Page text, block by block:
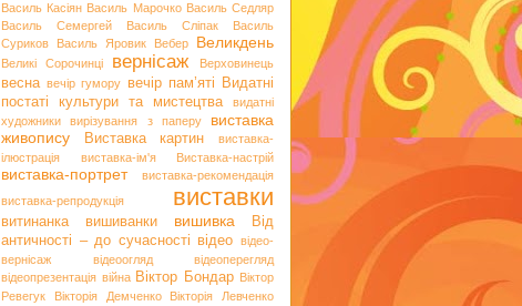
Василь Касіян Василь Марочко Василь Седляр
Василь Семергей
Василь Сліпак
Василь
Суриков
Василь Яровик Вебер Великдень
Великі Сорочинці вернісаж Верховинець
весна вечір гумору вечір пам’яті
Видатні
постаті культури та мистецтва
видатні
художники
вирізування з паперу
виставка
живопису
Виставка картин
виставка-
ілюстрація
виставка-ім'я Виставка-настрій
виставка-портрет
виставка-рекомендація
виставка-репродукція
виставки
витинанка вишиванки вишивка
Від
античності – до сучасності відео відео-
вернісаж
відеоогляд
відеоперегляд
відеопрезентація війна Віктор Бондар Віктор
Ревегук
Вікторія Демченко
Вікторія Левченко